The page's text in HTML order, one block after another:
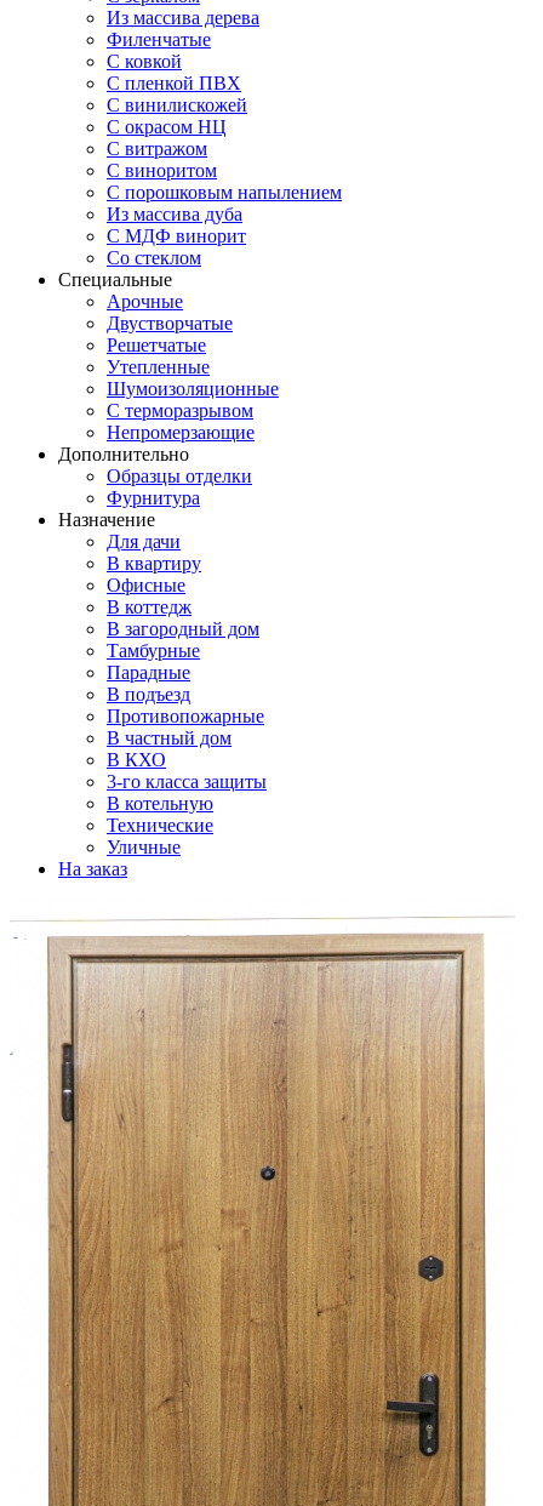
Из массива дерева
Филенчатые
С ковкой
С пленкой ПВХ
С винилискожей
С окрасом НЦ
С витражом
С виноритом
С порошковым напылением
Из массива дуба
С МДФ винорит
Со стеклом
Специальные
Арочные
Двустворчатые
Решетчатые
Утепленные
Шумоизоляционные
С терморазрывом
Непромерзающие
Дополнительно
Образцы отделки
Фурнитура
Назначение
Для дачи
В квартиру
Офисные
В коттедж
В загородный дом
Тамбурные
Парадные
В подъезд
Противопожарные
В частный дом
В КХО
3-го класса защиты
В котельную
Технические
Уличные
На заказ